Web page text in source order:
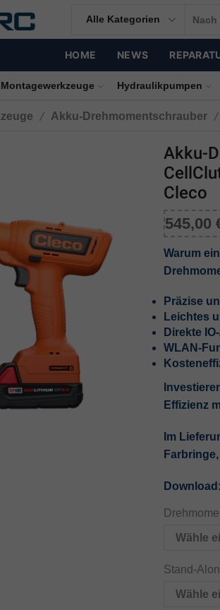
HOME NEWS Beratung //
Montagewerkzeuge Hydraulikpumpen
/ Akku-Drehmomentschrauber /
Akku-
Cleco
545,00
Warum
Präzise
Leichtes
Direkte
WLAN-
Effizienz
Im
Download:
Stand-